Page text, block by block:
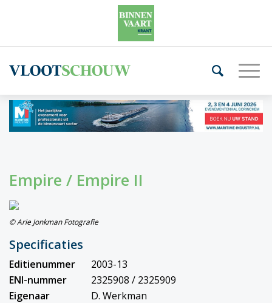
Empire / Empire II
© Arie Jonkman Fotografie
Specificaties
Editienummer
2003-13
ENI-nummer
2325908 / 2325909
Eigenaar
D. Werkman